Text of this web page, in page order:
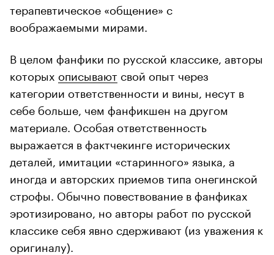
терапевтическое «общение» с
воображаемыми мирами.
В целом фанфики по русской классике, авторы
которых описывают свой опыт через
категории ответственности и вины, несут в
себе больше, чем фанфикшен на другом
материале. Особая ответственность
выражается в фактчекинге исторических
деталей, имитации «старинного» языка, а
иногда и авторских приемов типа онегинской
строфы. Обычно повествование в фанфиках
эротизировано, но авторы работ по русской
классике себя явно сдерживают (из уважения к
оригиналу).